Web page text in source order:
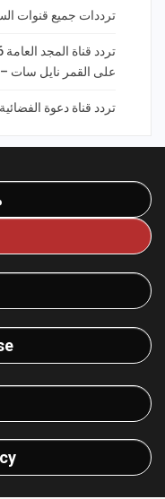
ترددات جميع قنوات
على القمر نايل
تردد قناة دعوة